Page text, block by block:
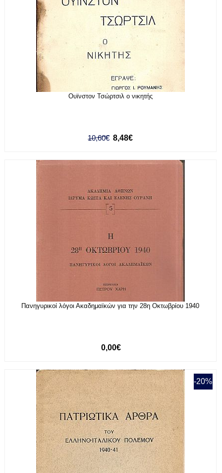
Ουϊνστον Τσώρτσιλ ο νικητής
10,60€ 8,48€
Πανηγυρικοί λόγοι Ακαδημαϊκών για την 28η Οκτωβρίου 1940
0,00€
-20%